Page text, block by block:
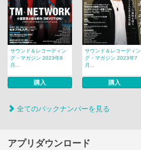
サウンド＆レコーディン
グ・マガジン 2023年8
月...
購入
サウンド＆レコーディン
グ・マガジン 2023年7
月...
購入
全てのバックナンバーを見る
アプリダウンロード